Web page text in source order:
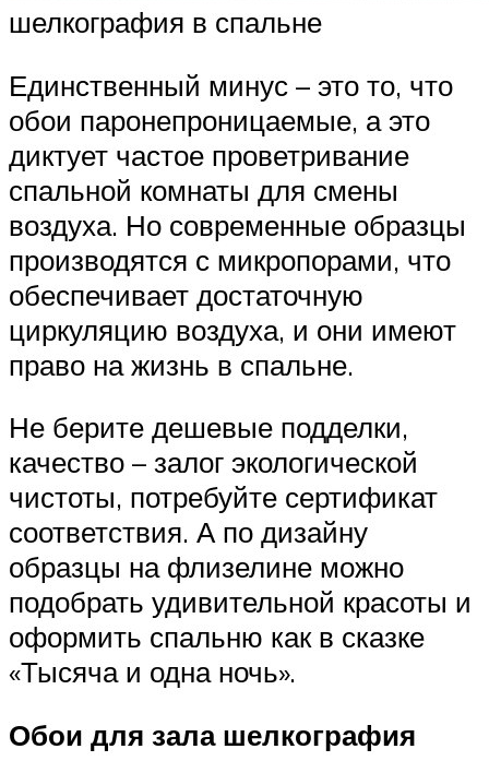
шелкография в спальне
Единственный минус – это то, что
обои паронепроницаемые, а это
диктует частое проветривание
спальной комнаты для смены
воздуха. Но современные образцы
производятся с микропорами, что
обеспечивает достаточную
циркуляцию воздуха, и они имеют
право на жизнь в спальне.
Не берите дешевые подделки,
качество – залог экологической
чистоты, потребуйте сертификат
соответствия. А по дизайну
образцы на флизелине можно
подобрать удивительной красоты и
оформить спальню как в сказке
«Тысяча и одна ночь».
Обои для зала шелкография